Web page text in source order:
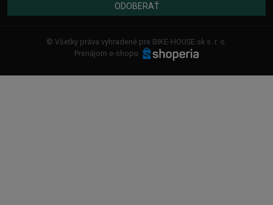
ODOBERAŤ
© Všetky práva vyhradené pre BIKE-HOUSE.sk s. r. o.
Prenájom e-shopu